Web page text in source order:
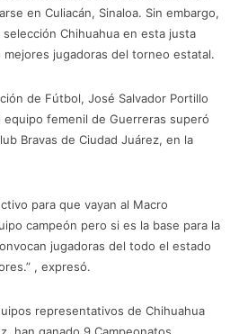
en Culiacán, Sinaloa. Sin embargo,
Chihuahua en esta justa
mejores jugadoras del torneo estatal.
de Fútbol, José Salvador Portillo
equipo femenil de Guerreras superó
Bravas de Ciudad Juárez, en la
para que vayan al Macro
campeón pero si es la base para la
jugadoras del todo el estado
, expresó.
representativos de Chihuahua